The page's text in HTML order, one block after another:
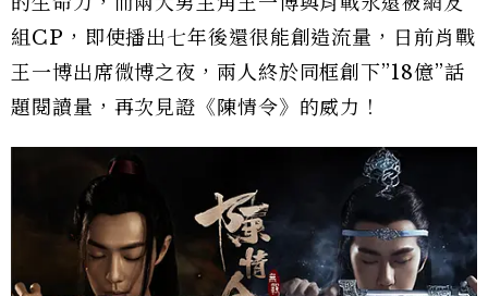
組CP，即使播出七年後還很能創造流量，日前肖戰
王一博出席微博之夜，兩人終於同框創下”18億”話
題閱讀量，再次見證《陳情令》的威力！